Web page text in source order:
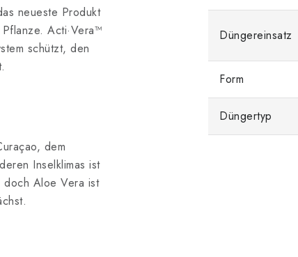
neueste Produkt
Acti·Vera™
schützt, den
dem
Inselklimas ist
doch Aloe Vera ist
Düngereinsatz
Form
Düngertyp